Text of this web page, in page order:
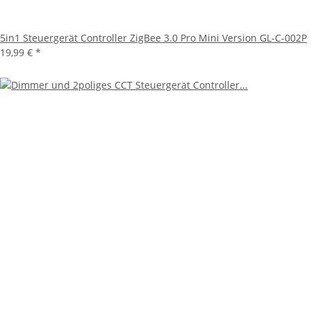
5in1 Steuergerät Controller ZigBee 3.0 Pro Mini Version GL-C-002P
19,99 € *